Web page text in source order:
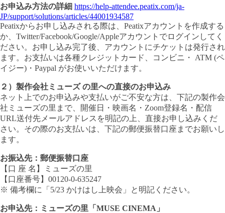
お申込み方法の詳細 https://help-attendee.peatix.com/ja-
JP/support/solutions/articles/44001934587
Peatixからお申し込みされる際は、Peatixアカウントを作成する
か、Twitter/Facebook/Google/Appleアカウントでログインしてく
ださい。お申し込み完了後、アカウントにチケットは発行され
ます。お支払いは各種クレジットカード、コンビニ・ ATM (ペ
イジー)・Paypal がお使いいただけます。
２）製作会社ミューズ の里への直接のお申込み
ネット上でのお申込みや支払いがご不安な方は、下記の製作会
社ミューズの里まで、開催日・映画名・Zoom登録名・配信
URL送付先メールアドレスを明記の上、直接お申し込みくだ
さい。その際のお支払いは、下記の郵便振替口座までお願いし
ます。
お振込先：郵便振替口座
【口 座 名】ミューズの里
【口座番号】00120-0-635247
※ 備考欄に「5/23 かけはし上映会」と明記ください。
お申込先：ミューズの里「MUSE CINEMA」